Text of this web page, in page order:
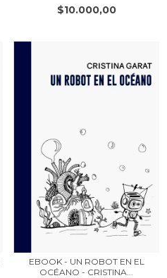
$10.000,00
EBOOK - UN ROBOT EN EL
OCÉANO - CRISTINA...